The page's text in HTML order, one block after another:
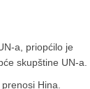
a, priopćilo je
skupštine UN-a.
Hina.